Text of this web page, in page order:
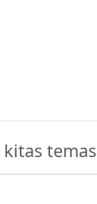
temas